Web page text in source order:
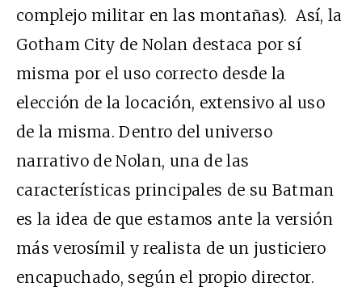
complejo militar en las montañas). Así, la
Gotham City de Nolan destaca por sí
misma por el uso correcto desde la
elección de la locación, extensivo al uso
de la misma. Dentro del universo
narrativo de Nolan, una de las
características principales de su Batman
es la idea de que estamos ante la versión
más verosímil y realista de un justiciero
encapuchado, según el propio director.